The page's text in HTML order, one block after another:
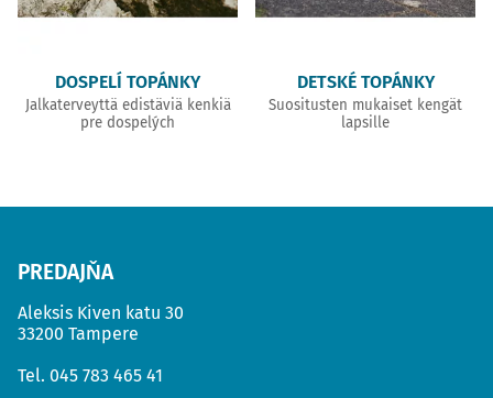
DOSPELÍ TOPÁNKY
Jalkaterveyttä edistäviä kenkiä
pre dospelých
DETSKÉ TOPÁNKY
Suositusten mukaiset kengät
lapsille
PREDAJŇA
Aleksis Kiven katu 30
33200 Tampere
Tel. 045 783 465 41